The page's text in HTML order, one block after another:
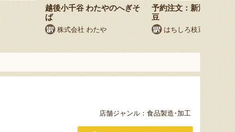
越後小千谷 わたやのへぎそ
ば
株式会社 わたや
予約注文：新潟産 枝豆
豆
はちしろ枝豆農園
店舗ジャンル： 食品製造･加工